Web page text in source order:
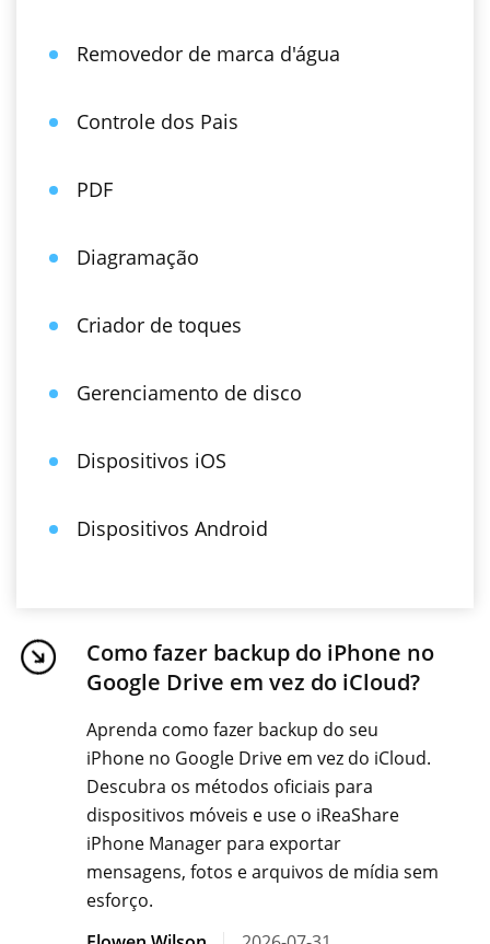
Removedor de marca d'água
Controle dos Pais
PDF
Diagramação
Criador de toques
Gerenciamento de disco
Dispositivos iOS
Dispositivos Android
Como fazer backup do iPhone no
Google Drive em vez do iCloud?
Aprenda como fazer backup do seu
iPhone no Google Drive em vez do iCloud.
Descubra os métodos oficiais para
dispositivos móveis e use o iReaShare
iPhone Manager para exportar
mensagens, fotos e arquivos de mídia sem
esforço.